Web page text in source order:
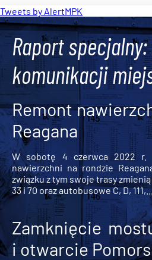
Tweets by AlertMPK
Raport
komunikacji
Remont
Reagana
W sobotę 4 czerwca 2022 r.
nawierzchni na rondzie
związku z tym swoje trasy
33 i 70 oraz autobusowe C, D, 111,...
Zamknięcie
i otwarcie